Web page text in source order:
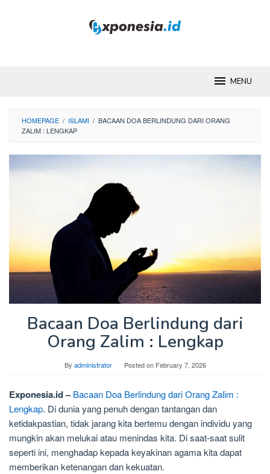
MENU
HOMEPAGE / ISLAMI / BACAAN DOA BERLINDUNG DARI ORANG
ZALIM : LENGKAP
Bacaan Doa Berlindung dari
Orang Zalim : Lengkap
By administrator Posted on February 7, 2026
Exponesia.id – Bacaan Doa Berlindung dari Orang Zalim :
Lengkap. Di dunia yang penuh dengan tantangan dan
ketidakpastian, tidak jarang kita bertemu dengan individu yang
mungkin akan melukai atau menindas kita. Di saat-saat sulit
seperti ini, menghadap kepada keyakinan agama kita dapat
memberikan ketenangan dan kekuatan.